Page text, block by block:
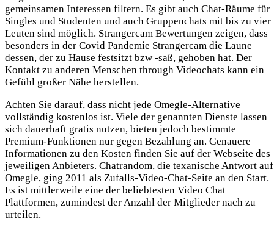
gemeinsamen Interessen filtern. Es gibt auch Chat-Räume für
Singles und Studenten und auch Gruppenchats mit bis zu vier
Leuten sind möglich. Strangercam Bewertungen zeigen, dass
besonders in der Covid Pandemie Strangercam die Laune
dessen, der zu Hause festsitzt bzw -saß, gehoben hat. Der
Kontakt zu anderen Menschen through Videochats kann ein
Gefühl großer Nähe herstellen.
Achten Sie darauf, dass nicht jede Omegle-Alternative
vollständig kostenlos ist. Viele der genannten Dienste lassen
sich dauerhaft gratis nutzen, bieten jedoch bestimmte
Premium-Funktionen nur gegen Bezahlung an. Genauere
Informationen zu den Kosten finden Sie auf der Webseite des
jeweiligen Anbieters. Chatrandom, die texanische Antwort auf
Omegle, ging 2011 als Zufalls-Video-Chat-Seite an den Start.
Es ist mittlerweile eine der beliebtesten Video Chat
Plattformen, zumindest der Anzahl der Mitglieder nach zu
urteilen.